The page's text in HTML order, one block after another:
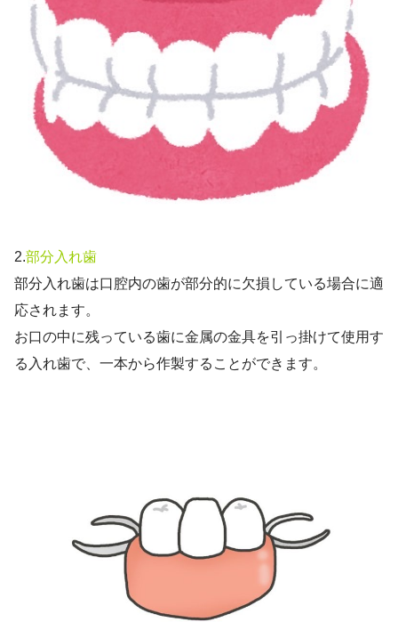
2.部分入れ歯
部分入れ歯は口腔内の歯が部分的に欠損している場合に適
応されます。
お口の中に残っている歯に金属の金具を引っ掛けて使用す
る入れ歯で、一本から作製することができます。